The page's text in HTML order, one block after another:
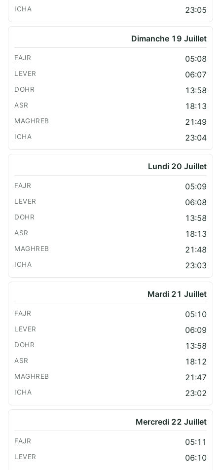
23:05
Dimanche 19 Juillet
05:08
06:07
13:58
18:13
21:49
23:04
Lundi 20 Juillet
05:09
06:08
13:58
18:13
21:48
23:03
Mardi 21 Juillet
05:10
06:09
13:58
18:12
21:47
23:02
Mercredi 22 Juillet
05:11
06:10